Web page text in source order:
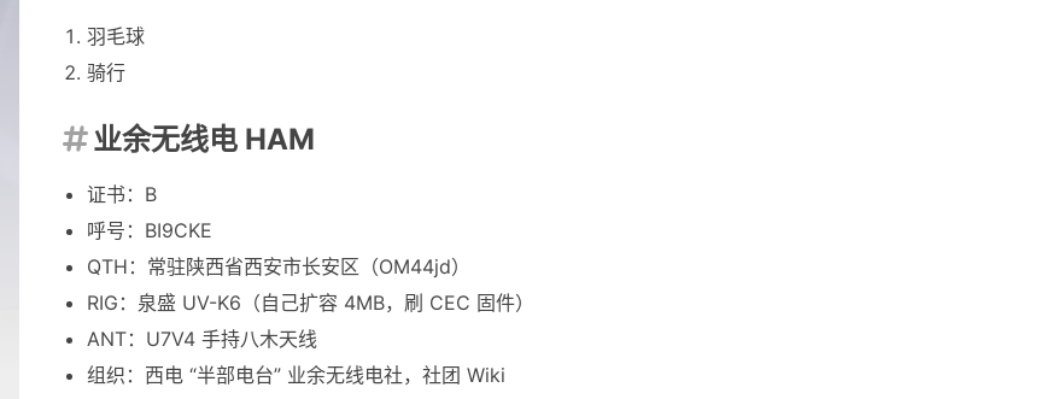
羽毛球
骑行
业余无线电 HAM
证书：B
呼号：BI9CKE
QTH：常驻陕西省西安市长安区（OM44jd）
RIG：泉盛 UV-K6（自己扩容 4MB，刷 CEC 固件）
ANT：U7V4 手持八木天线
组织： 西电 “半部电台” 业余无线电社， 社团 Wiki